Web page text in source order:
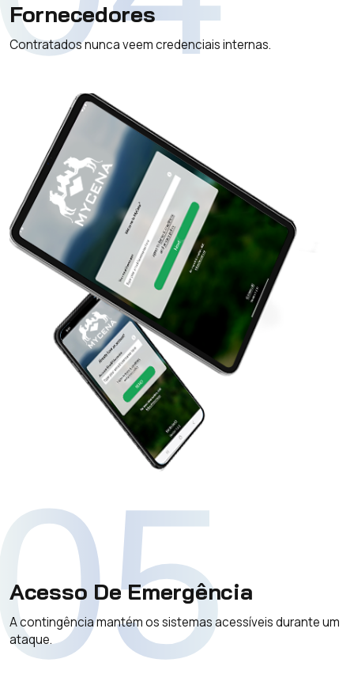
Fornecedores
Contratados nunca veem credenciais internas.
Acesso De Emergência
A contingência mantém os sistemas acessíveis durante um
ataque.